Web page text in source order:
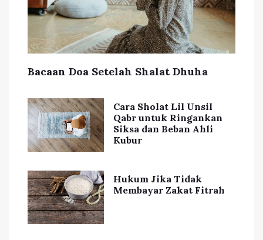
Bacaan Doa Setelah Shalat Dhuha
Cara Sholat Lil Unsil
Qabr untuk Ringankan
Siksa dan Beban Ahli
Kubur
Hukum Jika Tidak
Membayar Zakat Fitrah